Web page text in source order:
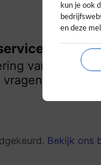
van mijn
Bekijk ons
kun je ook
en deze